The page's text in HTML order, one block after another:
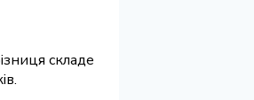
складе